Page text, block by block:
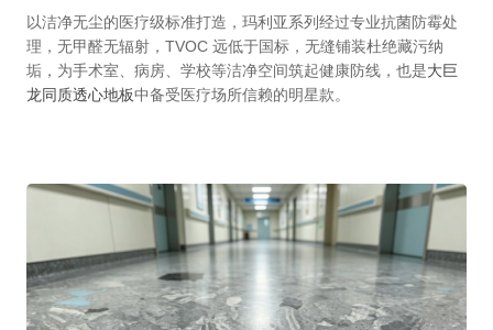
以洁净无尘的医疗级标准打造，玛利亚系列经过专业抗菌防霉处
理，无甲醛无辐射，TVOC 远低于国标，无缝铺装杜绝藏污纳
垢，为手术室、病房、学校等洁净空间筑起健康防线，也是大巨
龙同质透心地板中备受医疗场所信赖的明星款。